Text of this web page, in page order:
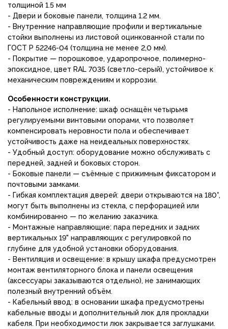
толщиной 1.5 мм
- Двери и боковые панели, толщина 1.2 мм.
- Внутренние направляющие профили и вертикальные
стойки выполнены из листовой оцинкованной стали по
ГОСТ Р 52246-04 (толщина не менее 2,0 мм).
- Покрытие — порошковое, ударопрочное, полимерно-
эпоксидное, цвет RAL 7035 (светло-серый), устойчивое к
механическим повреждениям и коррозии.
Особенности конструкции.
- Напольное исполнение: шкаф оснащён четырьмя
регулируемыми винтовыми опорами, что позволяет
компенсировать неровности пола и обеспечивает
устойчивость даже на неидеальных поверхностях.
- Удобный доступ: оборудование можно обслуживать с
передней, задней и боковых сторон.
- Боковые панели — съёмные с прижимным фиксатором и
почтовыми замками.
- Гибкая комплектация дверей: двери открываются на 180°,
могут быть выполнены из стекла, с перфорацией или
комбинированно — по желанию заказчика.
- Монтажные направляющие: пара передних и задних
вертикальных 19" направляющих с регулировкой по
глубине для удобной установки оборудования.
- Вентиляция и освещение: в крышу шкафа предусмотрен
монтаж вентиляторного блока и панели освещения
(аксессуары заказываются отдельно), не занимающих
полезный внутренний объём.
- Кабельный ввод: в основании шкафа предусмотрены
кабельные вводы и дополнительный люк для прокладки
кабеля. При необходимости люк закрывается заглушками.